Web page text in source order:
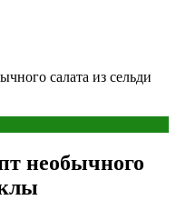
салата из сельди
необычного